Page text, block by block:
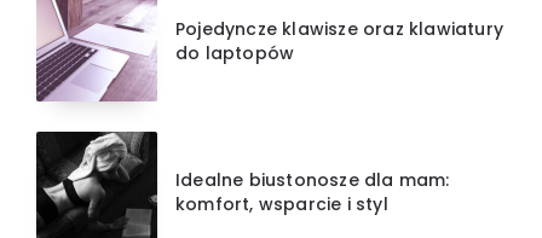
Pojedyncze klawisze oraz klawiatury
do laptopów
Idealne biustonosze dla mam:
komfort, wsparcie i styl